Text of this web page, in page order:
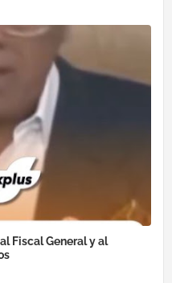
Fiscal General y al